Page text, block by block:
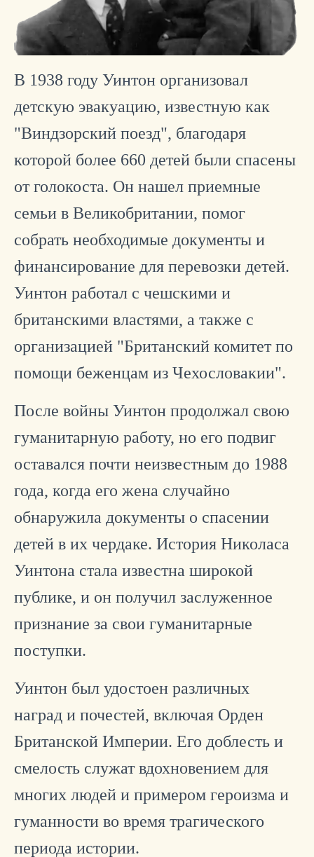
В 1938 году Уинтон организовал
детскую эвакуацию, известную как
"Виндзорский поезд", благодаря
которой более 660 детей были спасены
от голокоста. Он нашел приемные
семьи в Великобритании, помог
собрать необходимые документы и
финансирование для перевозки детей.
Уинтон работал с чешскими и
британскими властями, а также с
организацией "Британский комитет по
помощи беженцам из Чехословакии".
После войны Уинтон продолжал свою
гуманитарную работу, но его подвиг
оставался почти неизвестным до 1988
года, когда его жена случайно
обнаружила документы о спасении
детей в их чердаке. История Николаса
Уинтона стала известна широкой
публике, и он получил заслуженное
признание за свои гуманитарные
поступки.
Уинтон был удостоен различных
наград и почестей, включая Орден
Британской Империи. Его доблесть и
смелость служат вдохновением для
многих людей и примером героизма и
гуманности во время трагического
периода истории.